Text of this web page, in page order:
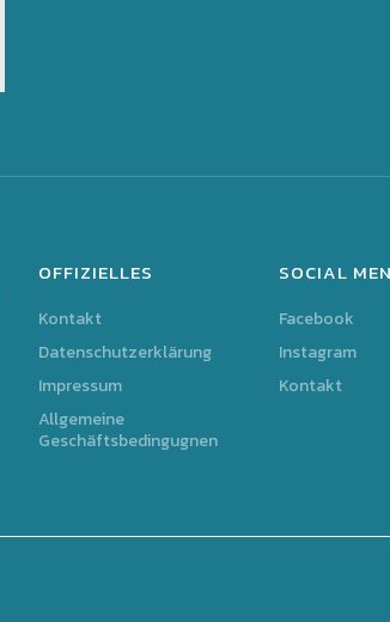
OFFIZIELLES
Kontakt
Datenschutzerklärung
Impressum
Allgemeine
Geschäftsbedingugnen
SOCIAL
Facebook
Instagram
Kontakt